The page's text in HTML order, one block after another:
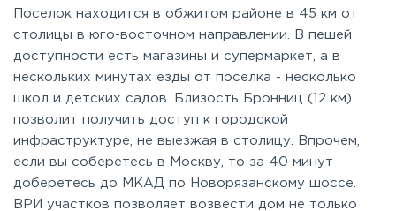
Поселок находится в обжитом районе в 45 км от
столицы в юго-восточном направлении. В пешей
доступности есть магазины и супермаркет, а в
нескольких минутах езды от поселка - несколько
школ и детских садов. Близость Бронниц (12 км)
позволит получить доступ к городской
инфраструктуре, не выезжая в столицу. Впрочем,
если вы соберетесь в Москву, то за 40 минут
доберетесь до МКАД по Новорязанскому шоссе.
ВРИ участков позволяет возвести дом не только